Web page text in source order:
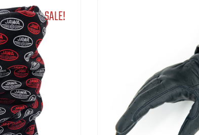
SALE!